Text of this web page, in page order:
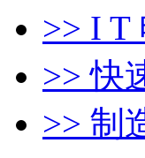
>> I T
>> 快
>> 制